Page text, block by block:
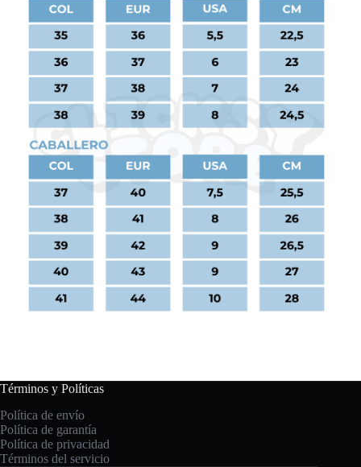
Términos y Políticas
Política de envío
Política de garantía
Política de privacidad
Términos del servicio